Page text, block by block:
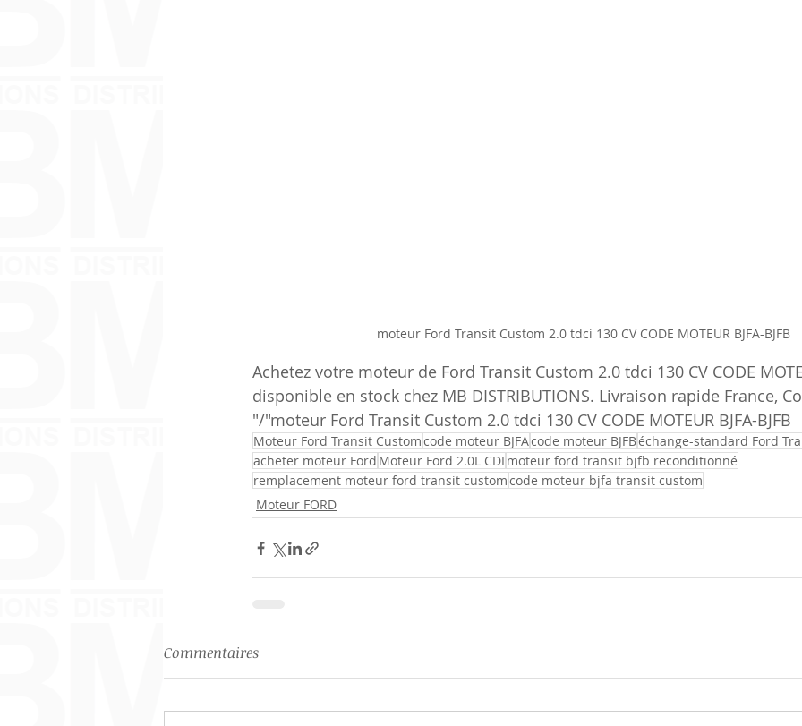
moteur Ford Transit Custom 2.0 tdci 130 CV CODE MOTEUR BJFA-BJFB
Achetez votre moteur de Ford Transit Custom 2.0 tdci 130 CV CODE
disponible en stock chez MB DISTRIBUTIONS. Livraison rapide France,
"/"moteur Ford Transit Custom 2.0 tdci 130 CV CODE MOTEUR BJFA-BJFB
Moteur Ford Transit Customcode moteur BJFAcode moteur BJFBéchange-standard Ford
acheter moteur Ford Moteur Ford 2.0L CDI moteur ford transit bjfb reconditionné
remplacement moteur ford transit customcode moteur bjfa transit custom
Moteur FORD
Commentaires